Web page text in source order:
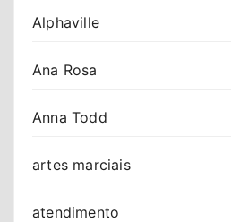
Alphaville
Ana Rosa
Anna Todd
artes marciais
atendimento